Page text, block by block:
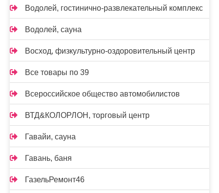
Водолей, гостинично-развлекательный комплекс
Водолей, сауна
Восход, физкультурно-оздоровительный центр
Все товары по 39
Всероссийское общество автомобилистов
ВТД&КОЛОРЛОН, торговый центр
Гавайи, сауна
Гавань, баня
ГазельРемонт46